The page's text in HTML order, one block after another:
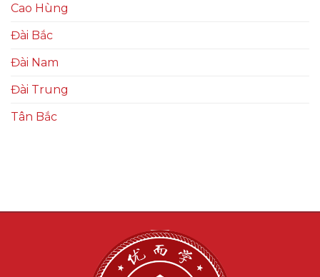
Cao Hùng
Đài Bắc
Đài Nam
Đài Trung
Tân Bắc